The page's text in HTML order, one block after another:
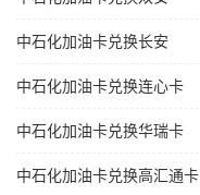
中石化加油卡兑换长安
中石化加油卡兑换连心卡
中石化加油卡兑换华瑞卡
中石化加油卡兑换高汇通卡